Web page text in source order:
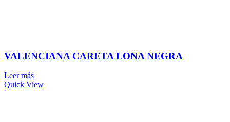
VALENCIANA CARETA LONA NEGRA
Leer más
Quick View